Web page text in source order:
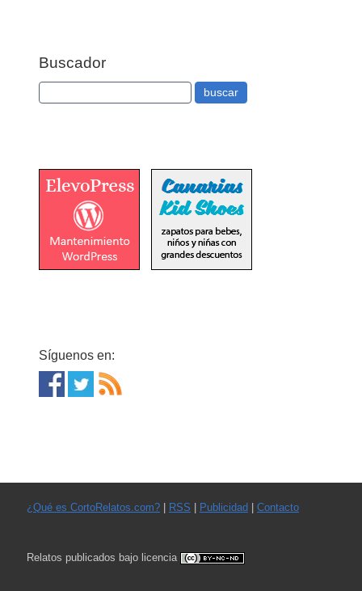
Buscador
Síguenos en:
¿Qué es CortoRelatos.com?| RSS Publicidad Contacto
Relatos publicados bajo licencia